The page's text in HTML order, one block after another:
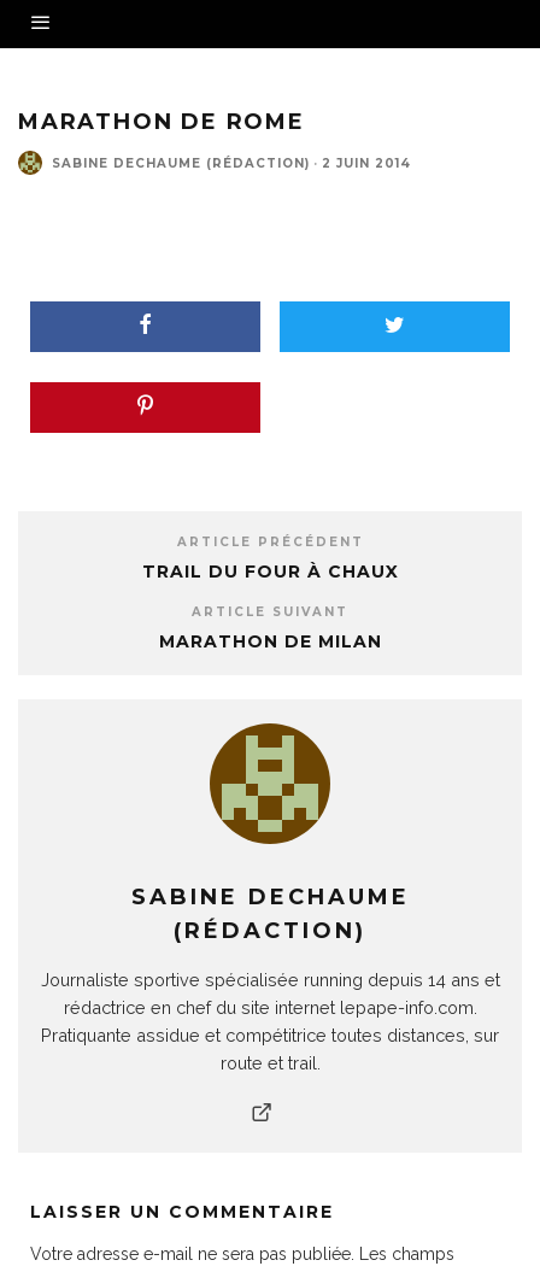
MARATHON DE ROME
SABINE DECHAUME (RÉDACTION) · 2 JUIN 2014
ARTICLE PRÉCÉDENT
TRAIL DU FOUR À CHAUX
ARTICLE SUIVANT
MARATHON DE MILAN
SABINE DECHAUME
(RÉDACTION)
Journaliste sportive spécialisée running depuis 14 ans et
rédactrice en chef du site internet lepape-info.com.
Pratiquante assidue et compétitrice toutes distances, sur
route et trail.
LAISSER UN COMMENTAIRE
Votre adresse e-mail ne sera pas publiée.
Les champs